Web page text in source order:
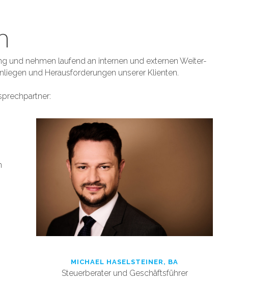
und nehmen laufend an internen und externen Weiter-
und Herausforderungen unserer Klienten.
MICHAEL HASELSTEINER, BA
Steuerberater und Geschäftsführer